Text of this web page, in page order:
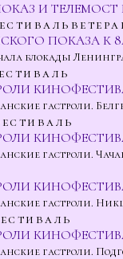
И
ПОКАЗА
блокады
гастроли.
гастроли.
гастроли.
гастроли.